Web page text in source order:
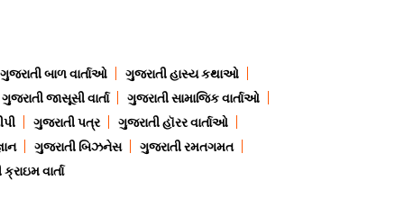
ગુજરાતી બાળ વાર્તાઓ
ગુજરાતી હાસ્ય કથાઓ
ગુજરાતી જાસૂસી વાર્તા
ગુજરાતી સામાજિક વાર્તાઓ
ગુજરાતી પત્ર
ગુજરાતી હૉરર વાર્તાઓ
ગુજરાતી બિઝનેસ
ગુજરાતી રમતગમત
વાર્તા